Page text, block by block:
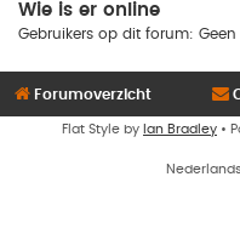
Wie is er online
Gebruikers op dit forum:
Forumoverzicht
Flat Style by Ian Bradley •